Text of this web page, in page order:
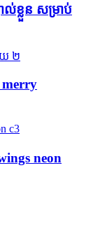
ល់ខ្លួន សម្រាប់
merry
neon